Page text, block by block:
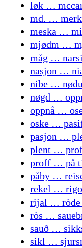
løk …
md. …
meska …
mjødm …
måg …
nasjon …
nibe …
nøgd …
oppnå …
oske …
pasjon …
plent …
proff … på
påby …
rekel …
rijal … ròde
ròs …
sauð …
sikl …